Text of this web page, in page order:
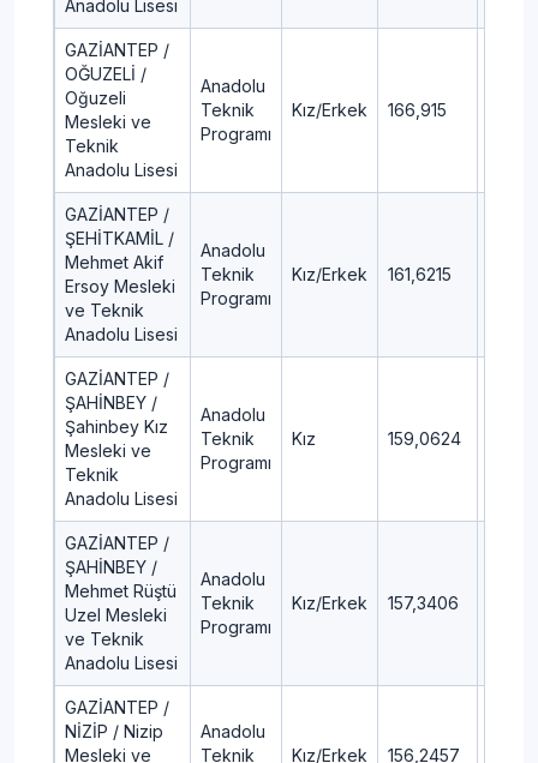
Anadolu Lisesi
GAZİANTEP /
OĞUZELİ /
Oğuzeli
Mesleki ve
Teknik
Anadolu Lisesi
Anadolu
Teknik
Programı
Kız/Erkek 166,915
GAZİANTEP /
ŞEHİTKAMİL /
Mehmet Akif
Ersoy Mesleki
ve Teknik
Anadolu Lisesi
Anadolu
Teknik
Programı
Kız/Erkek 161,6215
GAZİANTEP /
ŞAHİNBEY /
Şahinbey Kız
Mesleki ve
Teknik
Anadolu Lisesi
Anadolu
Teknik
Programı
Kız 159,0624
GAZİANTEP /
ŞAHİNBEY /
Mehmet Rüştü
Uzel Mesleki
ve Teknik
Anadolu Lisesi
Anadolu
Teknik
Programı
Kız/Erkek 157,3406
GAZİANTEP /
NİZİP / Nizip
Mesleki ve
Anadolu
Teknik
Kız/Erkek 156,2457